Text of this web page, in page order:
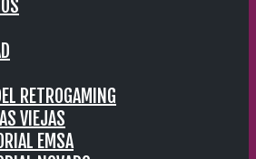
RETROGAMING
VIEJAS
EMSA